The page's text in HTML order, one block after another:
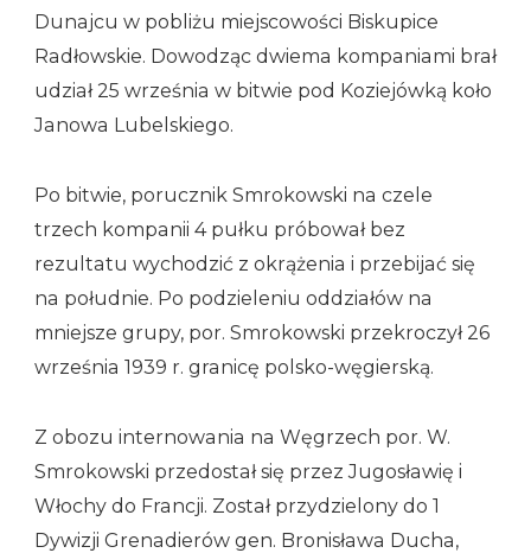
Dunajcu w pobliżu miejscowości Biskupice
Radłowskie. Dowodząc dwiema kompaniami brał
udział 25 września w bitwie pod Koziejówką koło
Janowa Lubelskiego.
Po bitwie, porucznik Smrokowski na czele
trzech kompanii 4 pułku próbował bez
rezultatu wychodzić z okrążenia i przebijać się
na południe. Po podzieleniu oddziałów na
mniejsze grupy, por. Smrokowski przekroczył 26
września 1939 r. granicę polsko-węgierską.
Z obozu internowania na Węgrzech por. W.
Smrokowski przedostał się przez Jugosławię i
Włochy do Francji. Został przydzielony do 1
Dywizji Grenadierów gen. Bronisława Ducha,